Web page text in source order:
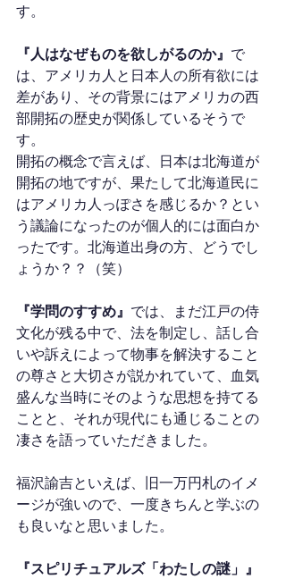
す。
『人はなぜものを欲しがるのか』 で
は、アメリカ人と日本人の所有欲には
差があり、その背景にはアメリカの西
部開拓の歴史が関係しているそうで
す。
開拓の概念で言えば、日本は北海道が
開拓の地ですが、果たして北海道民に
はアメリカ人っぽさを感じるか？とい
う議論になったのが個人的には面白か
ったです。北海道出身の方、どうでし
ょうか？？（笑）
『学問のすすめ』 では、まだ江戸の侍
文化が残る中で、法を制定し、話し合
いや訴えによって物事を解決すること
の尊さと大切さが説かれていて、血気
盛んな当時にそのような思想を持てる
ことと、それが現代にも通じることの
凄さを語っていただきました。
福沢諭吉といえば、旧一万円札のイメ
ージが強いので、一度きちんと学ぶの
も良いなと思いました。
『スピリチュアルズ「わたしの謎」』